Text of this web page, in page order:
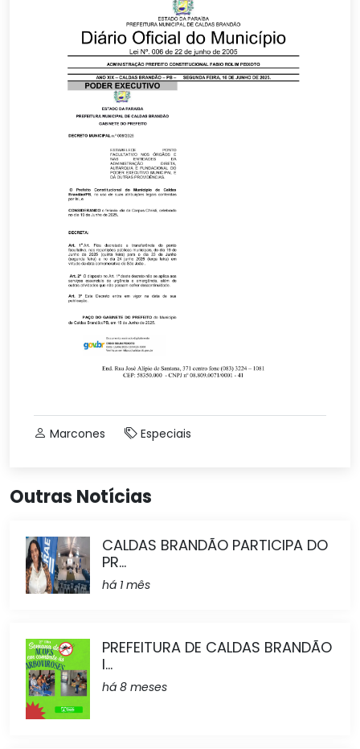
Marcones Especiais
Outras Notícias
CALDAS BRANDÃO PARTICIPA DO
PR...
há 1 mês
PREFEITURA DE CALDAS BRANDÃO
I...
há 8 meses